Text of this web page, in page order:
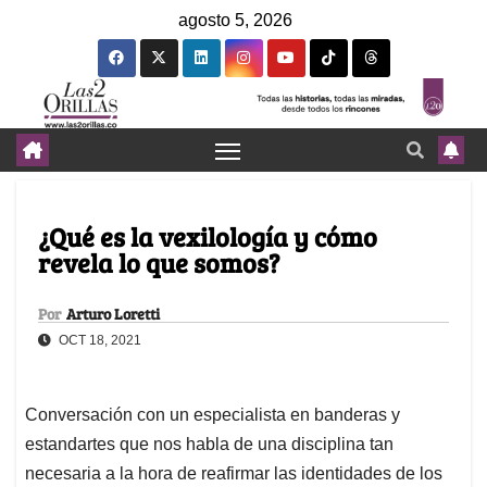
agosto 5, 2026
¿Qué es la vexilología y cómo
revela lo que somos?
Por Arturo Loretti
OCT 18, 2021
Conversación con un especialista en banderas y
estandartes que nos habla de una disciplina tan
necesaria a la hora de reafirmar las identidades de los